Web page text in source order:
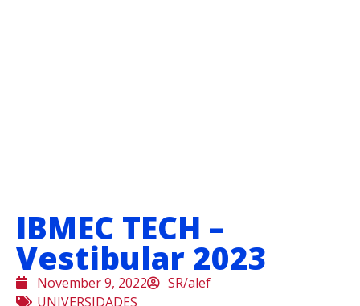
IBMEC TECH –
Vestibular 2023
November 9, 2022
SR/alef
UNIVERSIDADES